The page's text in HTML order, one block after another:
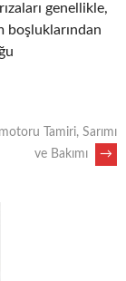
genellikle,
boşluklarından
Tamiri, Sarımı
ve Bakımı
→